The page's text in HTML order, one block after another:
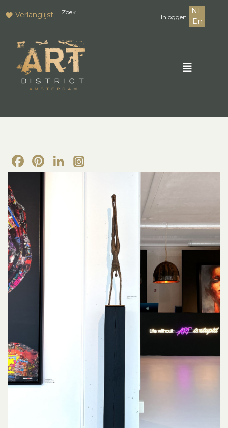
Verlanglijst Inloggen
NL
En
Facebook
Pinterest
LinkedIn